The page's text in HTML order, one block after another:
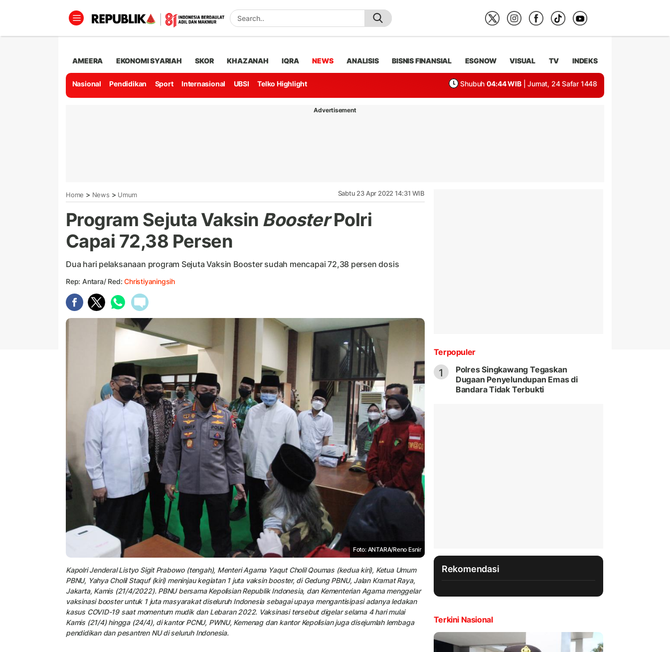
AMEERA EKONOMI SYARIAH SKOR KHAZANAH IQRA NEWS ANALISIS BISNIS FINANSIAL ESGNOW VISUAL TV INDEKS
Nasional Pendidikan Sport Internasional UBSI Telko Highlight Shubuh 04:44 WIB | Jumat, 24 Safar 1448
Advertisement
Home > News > Umum Sabtu 23 Apr 2022 14:31 WIB
Program Sejuta Vaksin BoosterPolri
Capai 72,38 Persen
Dua hari pelaksanaan program Sejuta Vaksin Booster sudah mencapai 72,38 persen dosis
Rep: Antara/ Red:Christiyaningsih
Foto: ANTARA/Reno Esnir
Kapolri Jenderal Listyo Sigit Prabowo (tengah), Menteri Agama Yaqut Cholil Qoumas (kedua kiri), Ketua Umum
PBNU, Yahya Cholil Staquf (kiri) meninjau kegiatan 1 juta vaksin booster, di Gedung PBNU, Jalan Kramat Raya,
Jakarta, Kamis (21/4/2022). PBNU bersama Kepolisian Republik Indonesia, dan Kementerian Agama menggelar
vaksinasi booster untuk 1 juta masyarakat diseluruh Indonesia sebagai upaya mengantisipasi adanya ledakan
kasus COVID-19 saat momentum mudik dan Lebaran 2022. Vaksinasi tersebut digelar selama 4 hari mulai
Kamis (21/4) hingga (24/4), di kantor PCNU, PWNU, Kemenag dan kantor Kepolisian juga disejumlah lembaga
pendidikan dan pesantren NU di seluruh Indonesia.
Terpopuler
1
Polres Singkawang Tegaskan
Dugaan Penyelundupan Emas di
Bandara Tidak Terbukti
Rekomendasi
Terkini Nasional